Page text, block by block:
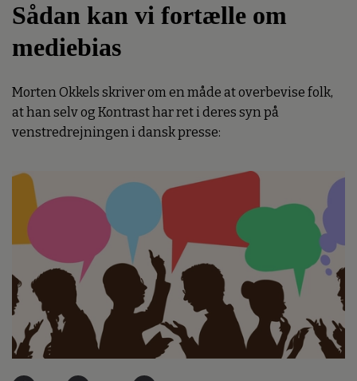
Sådan kan vi fortælle om
mediebias
Morten Okkels skriver om en måde at overbevise folk,
at han selv og Kontrast har ret i deres syn på
venstredrejningen i dansk presse: